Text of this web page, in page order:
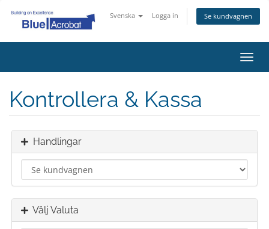
Svenska Logga in Se kundvagnen
Växla
Kontrollera & Kassa
Handlingar
Välj Valuta